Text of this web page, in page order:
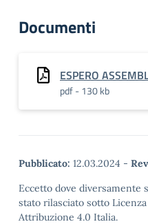
Documenti
ESPERO
pdf - 130 kb
Pubblicato: 12.03.2024 -
Eccetto dove diversamente
stato rilasciato sotto
Attribuzione 4.0 Italia.